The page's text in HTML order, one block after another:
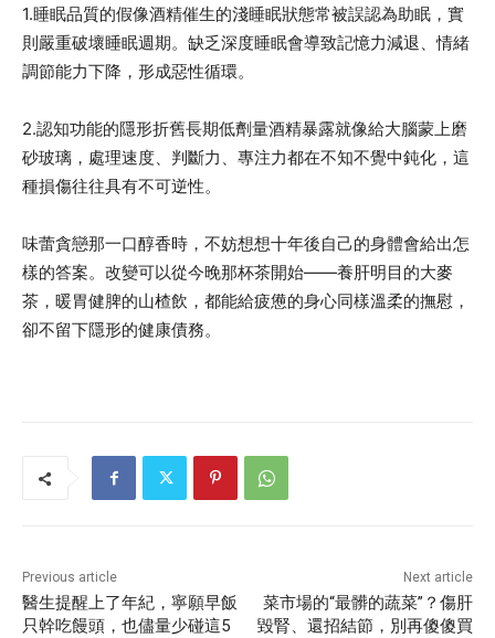
1.睡眠品質的假像酒精催生的淺睡眠狀態常被誤認為助眠，實
則嚴重破壞睡眠週期。缺乏深度睡眠會導致記憶力減退、情緒
調節能力下降，形成惡性循環。
2.認知功能的隱形折舊長期低劑量酒精暴露就像給大腦蒙上磨
砂玻璃，處理速度、判斷力、專注力都在不知不覺中鈍化，這
種損傷往往具有不可逆性。
味蕾貪戀那一口醇香時，不妨想想十年後自己的身體會給出怎
樣的答案。改變可以從今晚那杯茶開始——養肝明目的大麥
茶，暖胃健脾的山楂飲，都能給疲憊的身心同樣溫柔的撫慰，
卻不留下隱形的健康債務。
Previous article
醫生提醒上了年紀，寧願早飯
只幹吃饅頭，也儘量少碰這5
Next article
菜市場的“最髒的蔬菜”？傷肝
毀腎、還招結節，別再傻傻買